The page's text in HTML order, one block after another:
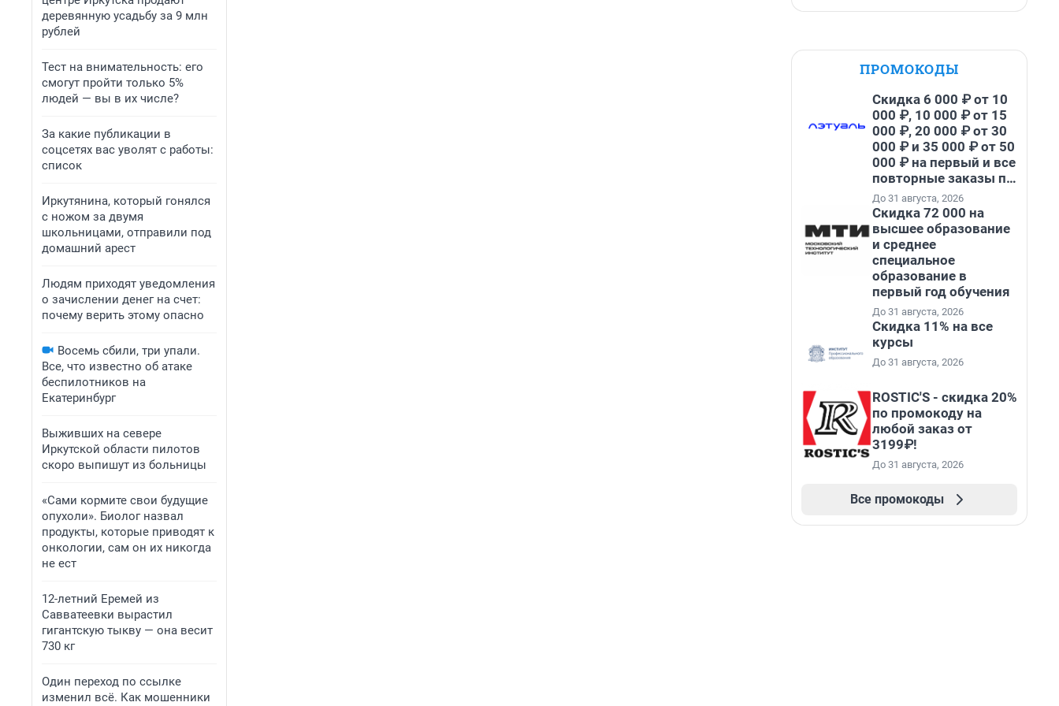
деревянную усадьбу за 9 млн
рублей
Тест на внимательность: его
смогут пройти только 5%
людей — вы в их числе?
За какие публикации в
соцсетях вас уволят с работы:
список
Иркутянина, который гонялся
с ножом за двумя
школьницами, отправили под
домашний арест
Людям приходят уведомления
о зачислении денег на счет:
почему верить этому опасно
Восемь сбили, три упали.
Все, что известно об атаке
беспилотников на
Екатеринбург
Выживших на севере
Иркутской области пилотов
скоро выпишут из больницы
«Сами кормите свои будущие
опухоли». Биолог назвал
продукты, которые приводят к
онкологии, сам он их никогда
не ест
12-летний Еремей из
Савватеевки вырастил
гигантскую тыкву — она весит
730 кг
Один переход по ссылке
изменил всё. Как мошенники
ПРОМОКОДЫ
Скидка 6 000 ₽ от 10
000 ₽, 10 000 ₽ от 15
000 ₽, 20 000 ₽ от 30
000 ₽ и 35 000 ₽ от 50
000 ₽ на первый и все
повторные заказы по
промокоду НАБЕРИ
До 31 августа, 2026
Скидка 72 000 на
высшее образование
и среднее
специальное
образование в
первый год обучения
До 31 августа, 2026
Скидка 11% на все
курсы
До 31 августа, 2026
ROSTIC'S - скидка 20%
по промокоду на
любой заказ от
3199₽!
До 31 августа, 2026
Все промокоды